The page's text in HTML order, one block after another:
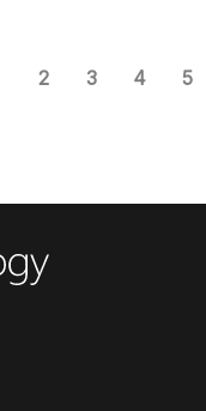
2 3 4 5